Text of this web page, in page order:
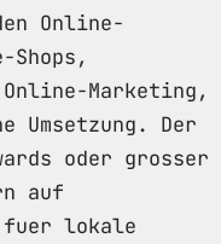
Online-
Online-Marketing,
Umsetzung. Der
oder grosser
auf
fuer lokale